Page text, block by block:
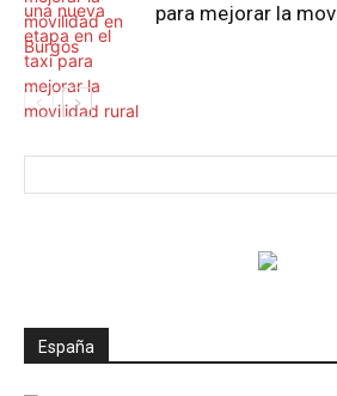
para mejorar la
España